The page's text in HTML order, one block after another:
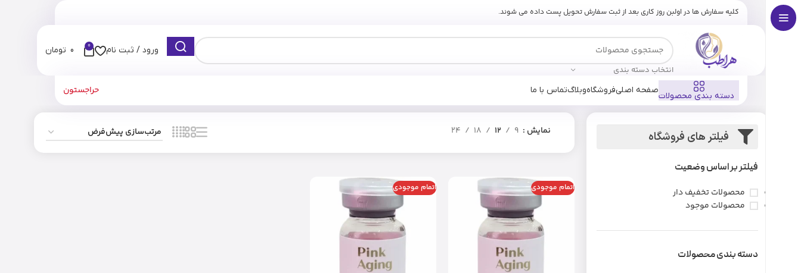
کلیه سفارش ها در اولبن روز کاری بعد از ثبت سفارش تحویل پست داده می شوند.
انتخاب دسته بندی
ورود / ثبت نام 0
0 تومان
دسته بندی محصولات
صفحه اصلیفروشگاهوبلاگتماس با ما حراجستون
فیلتر های فروشگاه
فیلتر بر اساس وضعیت
محصولات تخفیف دار
محصولات موجود
دسته بندی محصولات
نمایش 9
12
18
24
اتمام موجودی اتمام موجودی